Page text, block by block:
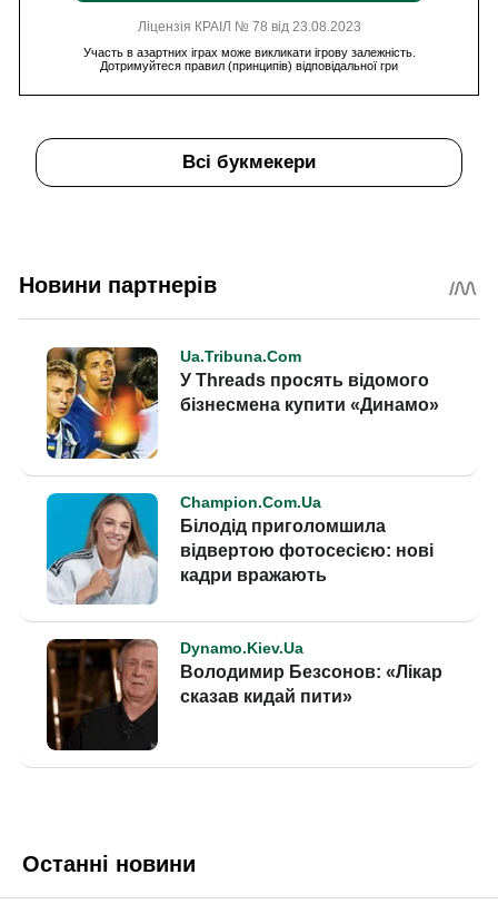
Ліцензія КРАІЛ № 78 від 23.08.2023
Участь в азартних іграх може викликати ігрову залежність.
Дотримуйтеся правил (принципів) відповідальної гри
Всі букмекери
Останні новини